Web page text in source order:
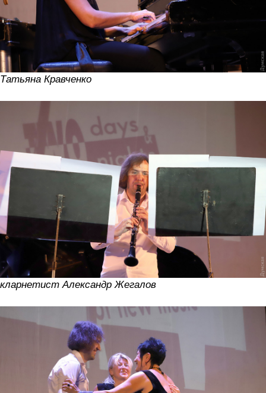
Татьяна Кравченко
кларнетист Александр Жегалов